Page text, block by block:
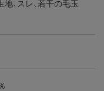
、スレ、若干の毛玉